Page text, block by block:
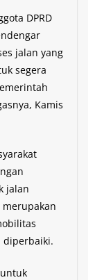
DPRD
jalan yang
segera
Kamis
jalan
diperbaiki.